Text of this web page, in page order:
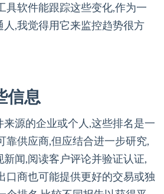
具软件能跟踪这些变化,作为一
,我觉得用它来监控趋势很方
信息
源的企业或个人,这些排名是一
靠供应商,但应结合进一步研究,
闻,阅读客户评论并验证认证,
口商也可能提供更好的交易或独